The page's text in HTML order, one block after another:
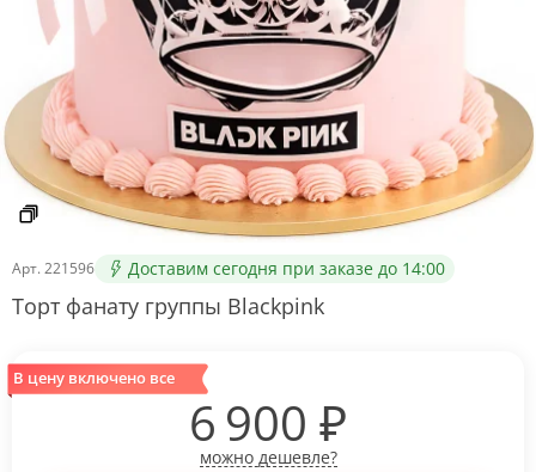
Арт. 221596 Доставим сегодня при заказе до 14:00
Торт фанату группы Blackpink
В цену включено все
6 900 ₽
можно дешевле?